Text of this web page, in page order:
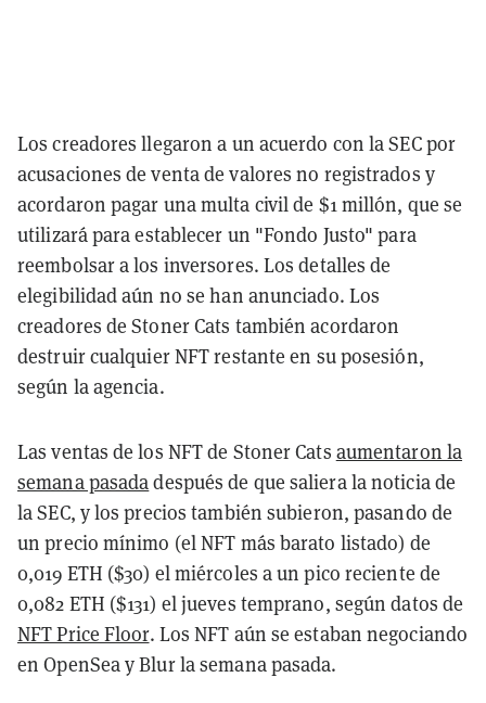
Los creadores llegaron a un acuerdo con la SEC por
acusaciones de venta de valores no registrados y
acordaron pagar una multa civil de $1 millón, que se
utilizará para establecer un "Fondo Justo" para
reembolsar a los inversores. Los detalles de
elegibilidad aún no se han anunciado. Los
creadores de Stoner Cats también acordaron
destruir cualquier NFT restante en su posesión,
según la agencia.
Las ventas de los NFT de Stoner Cats aumentaron la
semana pasadadespués de que saliera la noticia de
la SEC, y los precios también subieron, pasando de
un precio mínimo (el NFT más barato listado) de
0,019 ETH ($30) el miércoles a un pico reciente de
0,082 ETH ($131) el jueves temprano, según datos de
NFT Price Floor. Los NFT aún se estaban negociando
en OpenSea y Blur la semana pasada.